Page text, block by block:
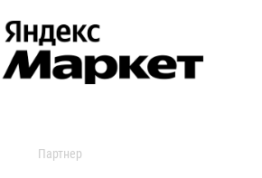
Партнер